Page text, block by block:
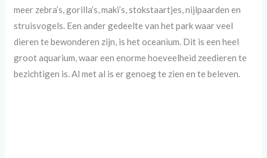
meer zebra’s, gorilla’s, maki’s, stokstaartjes, nijlpaarden en
struisvogels. Een ander gedeelte van het park waar veel
dieren te bewonderen zijn, is het oceanium. Dit is een heel
groot aquarium, waar een enorme hoeveelheid zeedieren te
bezichtigen is. Al met al is er genoeg te zien en te beleven.